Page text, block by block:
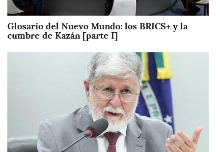
Glosario del Nuevo Mundo: los BRICS+ y la
cumbre de Kazán [parte I]